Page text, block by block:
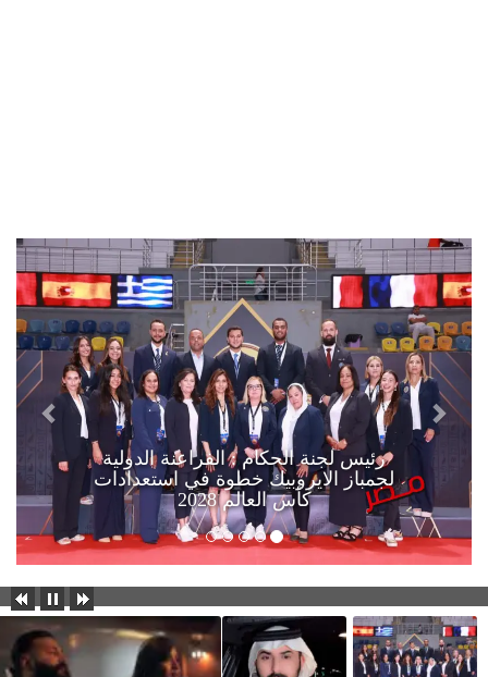
رئيس لجنة الحكام : الفراعنة الدولية
لجمباز الايروبيك خطوة في استعدادات
كأس العالم 2028